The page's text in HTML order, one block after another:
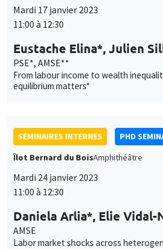
Mardi 17 janvier 2023
11:00 à 12:30
Eustache Elina*, Julien
PSE*, AMSE**
From labour income to wealth
equilibrium matters*
SÉMINAIRES INTERNES
PHD
Îlot Bernard du BoisAmphithéâtre
Mardi 24 janvier 2023
11:00 à 12:30
Daniela Arlia*, Elie Vidal-
AMSE
Labor market shocks across